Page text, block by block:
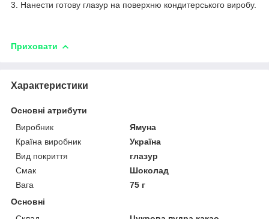
3. Нанести готову глазур на поверхню кондитерського виробу.
Приховати
Характеристики
Основні атрибути
Виробник
Ямуна
Країна виробник
Україна
Вид покриття
глазур
Смак
Шоколад
Вага
75 г
Основні